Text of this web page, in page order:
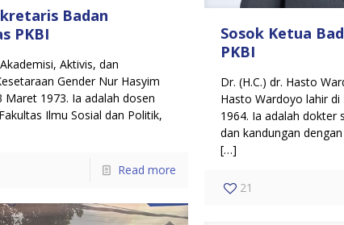
Badan
PKBI
Aktivis, dan
Gender Nur Hasyim
Maret 1973. Ia adalah dosen
Ilmu Sosial dan Politik,
Read more
Sosok Ketua
PKBI
Dr. (H.C.) dr. Hasto
Hasto Wardoyo lahir di
1964. Ia adalah dokter
dan kandungan
[…]
21